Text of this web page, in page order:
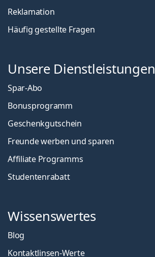
Reklamation
Häufig gestellte Fragen
Unsere Dienstleistungen
Spar-Abo
Bonusprogramm
Geschenkgutschein
Freunde werben und sparen
Affiliate Programms
Studentenrabatt
Wissenswertes
Blog
Kontaktlinsen-Werte